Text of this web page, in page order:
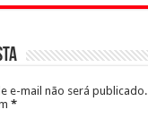
e-mail não será publicado.
*